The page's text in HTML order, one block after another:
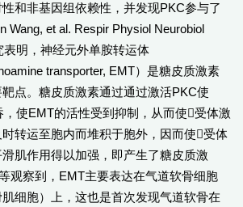
和非基因组依赖性，并发现PKC参与了
Wang, et al. Respir Physiol Neurobiol
表明，神经元外单胺转运体
transporter, EMT）是糖皮质激素
点。糖皮质激素通过通过激活PKC使
使EMT的活性受到抑制，从而使受体激
转运至胞内而堆积于胞外，因而使受体
肌作用得以加强，即产生了糖皮质激
观察到，EMT主要表达在气道软骨细胞
肌细胞）上，这也是首次发现气道软骨在